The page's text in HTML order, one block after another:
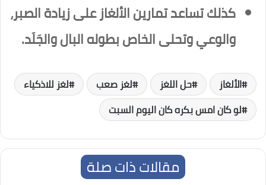
كذلك تساعد تمارين الألغاز على زيادة الصبر،
والوعي وتحلى الخاص بطوله البال والجَلَد.
الألغاز حل اللغز لغز صعب
لغز للاذكياء
لو كان امس بكره كان اليوم السبت
مقالات ذات صلة